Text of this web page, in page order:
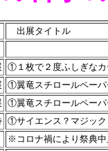
出展タイトル
①１枚で２度ふしぎなカ
①翼竜スチロールペー
①翼竜スチロールペー
①サイエンス？ マジッ
※コロナ禍により祭典